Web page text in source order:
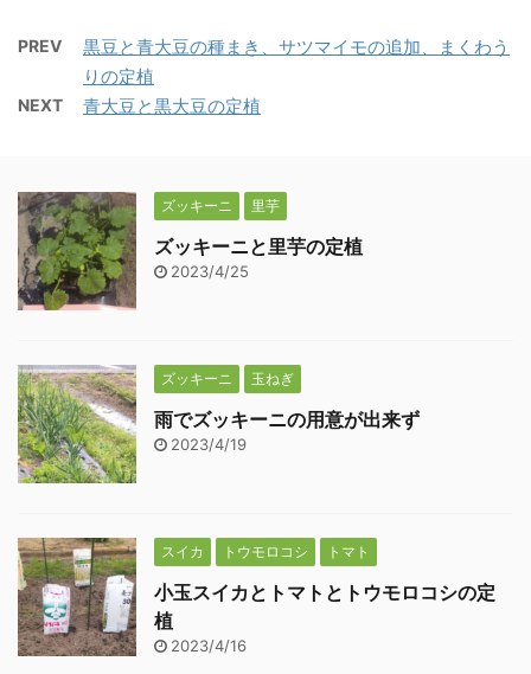
PREV
黒豆と青大豆の種まき、サツマイモの追加、まくわう
りの定植
NEXT 青大豆と黒大豆の定植
ズッキーニ 里芋
ズッキーニと里芋の定植
2023/4/25
ズッキーニ 玉ねぎ
雨でズッキーニの用意が出来ず
2023/4/19
スイカ トウモロコシ トマト
小玉スイカとトマトとトウモロコシの定
植
2023/4/16